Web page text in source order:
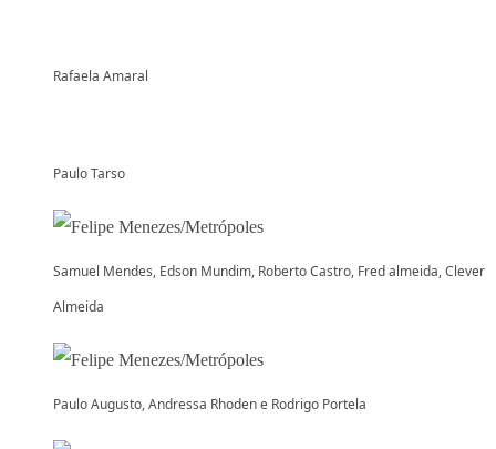
Rafaela Amaral
Paulo Tarso
Samuel Mendes, Edson Mundim, Roberto Castro, Fred almeida, Clever
Almeida
Paulo Augusto, Andressa Rhoden e Rodrigo Portela